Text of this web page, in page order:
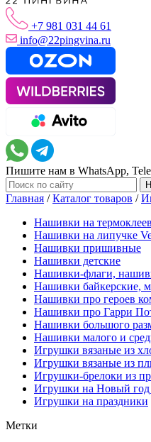
+7 981 031 44 61
info@22pingvina.ru
Пишите нам в WhatsApp,
Главная /Каталог товаров /
Нашивки на
Нашивки на липучке
Нашивки пришивные
Нашивки детские
Нашивки-флаги,
Нашивки байкерские,
Нашивки про героев
Нашивки про Гарри
Нашивки большого
Нашивки малого и
Игрушки вязаные из
Игрушки вязаные из
Игрушки-брелоки из
Игрушки на Новый год
Игрушки на праздники
Метки